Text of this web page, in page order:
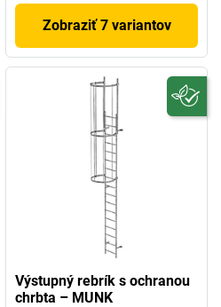
Zobraziť 7 variantov
Výstupný rebrík s ochranou
chrbta – MUNK